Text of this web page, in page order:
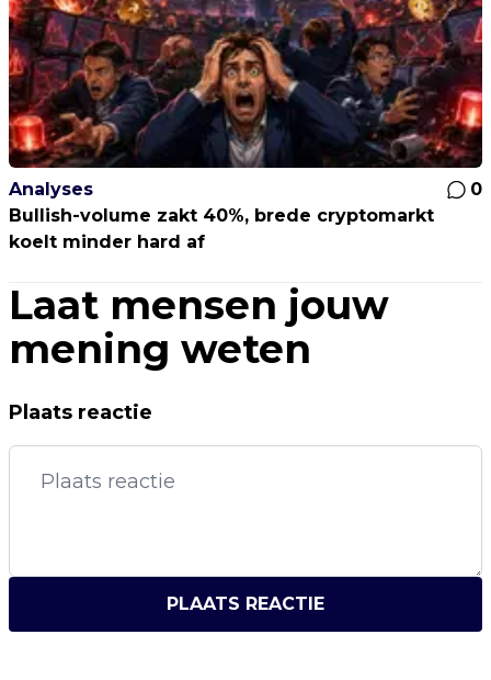
Analyses
0
Bullish-volume zakt 40%, brede cryptomarkt
koelt minder hard af
Laat mensen jouw
mening weten
Plaats reactie
PLAATS REACTIE